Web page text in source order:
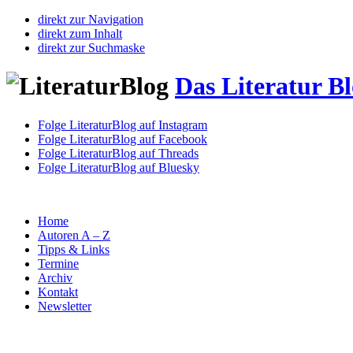
direkt zur Navigation
direkt zum Inhalt
direkt zur Suchmaske
Das Literatur
Folge LiteraturBlog auf Instagram
Folge LiteraturBlog auf Facebook
Folge LiteraturBlog auf Threads
Folge LiteraturBlog auf Bluesky
Home
Autoren A – Z
Tipps & Links
Termine
Archiv
Kontakt
Newsletter